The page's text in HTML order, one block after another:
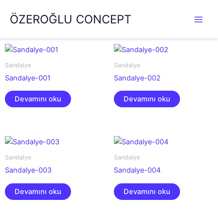
atlaÖZEROĞLU CONCEPT
Sandalye
Sandalye-001
Devamını oku
Sandalye
Sandalye-002
Devamını oku
Sandalye
Sandalye-003
Devamını oku
Sandalye
Sandalye-004
Devamını oku